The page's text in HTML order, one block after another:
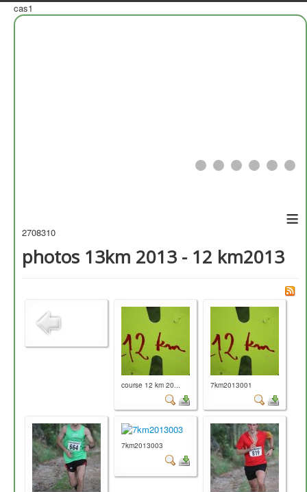
cas1
≡
2708310
photos 13km 2013 - 12 km2013
course 12 km 20... 7km2013001
7km2013003